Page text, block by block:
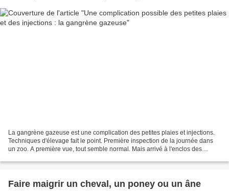
La gangrène gazeuse est une complication des petites plaies et injections.
Techniques d'élevage fait le point. Première inspection de la journée dans
un zoo. A première vue, tout semble normal. Mais arrivé à l'enclos des
Faire maigrir un cheval, un poney ou un âne